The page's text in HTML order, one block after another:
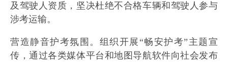
及驾驶人资质，坚决杜绝不合格车辆和驾驶人参与
涉考运输。
营造静音护考氛围。组织开展“畅安护考”主题宣
传，通过各类媒体平台和地图导航软件向社会发布